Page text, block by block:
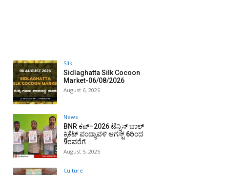
Silk
Sidlaghatta Silk Cocoon
Market-06/08/2026
August 6, 2026
News
BNR ಕಪ್–2026 ಟೆನ್ನಿಸ್ ಬಾಲ್
ಕ್ರಿಕೆಟ್ ಪಂದ್ಯಾವಳಿ ಆಗಸ್ಟ್ 6ರಿಂದ
9ರವರೆಗೆ
August 5, 2026
Culture